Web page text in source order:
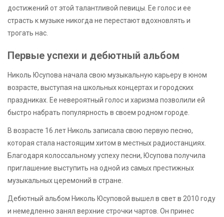
достижений от этой талантливой певицы. Ее голос и ее
страсть к музыке никогда не перестают вдохновлять и
трогать нас.
Первые успехи и дебютный альбом
Николь Юсупова начала свою музыкальную карьеру в юном
возрасте, выступая на школьных концертах и городских
праздниках. Ее невероятный голос и харизма позволили ей
быстро набрать популярность в своем родном городе.
В возрасте 16 лет Николь записала свою первую песню,
которая стала настоящим хитом в местных радиостанциях.
Благодаря колоссальному успеху песни, Юсупова получила
приглашение выступить на одной из самых престижных
музыкальных церемоний в стране.
Дебютный альбом Николь Юсуповой вышел в свет в 2010 году
и немедленно занял верхние строчки чартов. Он принес